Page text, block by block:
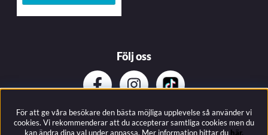
Följ oss
Prenumerera på vårat nyhetsbrev
För att ge våra besökare den bästa möjliga upplevelse så använder vi
cookies. Vi rekommenderar att du accepterar samtliga cookies men du
kan ändra dina val under anpassa. Mer information hittar du här.